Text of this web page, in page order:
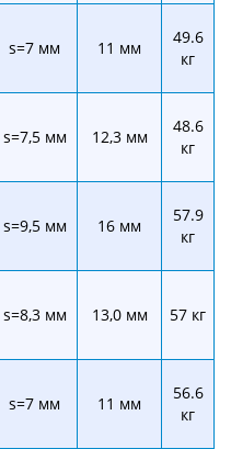
s=7 мм 11 мм
49.6
кг
s=7,5 мм 12,3 мм
48.6
кг
s=9,5 мм 16 мм
57.9
кг
s=8,3 мм 13,0 мм 57 кг
s=7 мм 11 мм
56.6
кг